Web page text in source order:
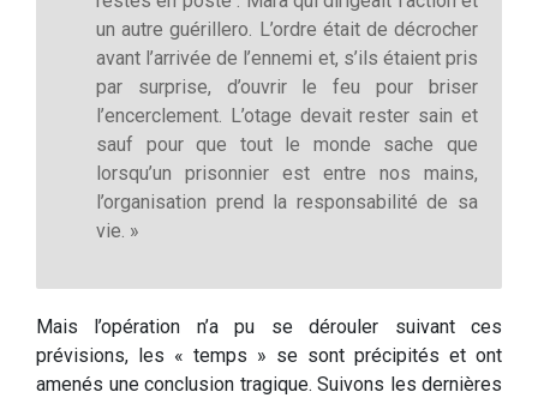
un autre guérillero. L’ordre était de décrocher
avant l’arrivée de l’ennemi et, s’ils étaient pris
par surprise, d’ouvrir le feu pour briser
l’encerclement. L’otage devait rester sain et
sauf pour que tout le monde sache que
lorsqu’un prisonnier est entre nos mains,
l’organisation prend la responsabilité de sa
vie. »
Mais l’opération n’a pu se dérouler suivant ces
prévisions, les « temps » se sont précipités et ont
amenés une conclusion tragique. Suivons les dernières